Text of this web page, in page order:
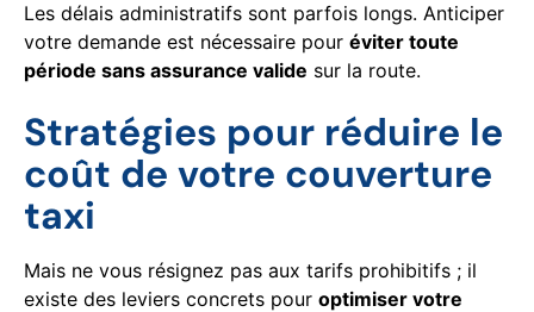
Les délais administratifs sont parfois longs. Anticiper
votre demande est nécessaire pour éviter toute
période sans assurance valide sur la route.
Stratégies pour réduire le
coût de votre couverture
taxi
Mais ne vous résignez pas aux tarifs prohibitifs ; il
existe des leviers concrets pour optimiser votre